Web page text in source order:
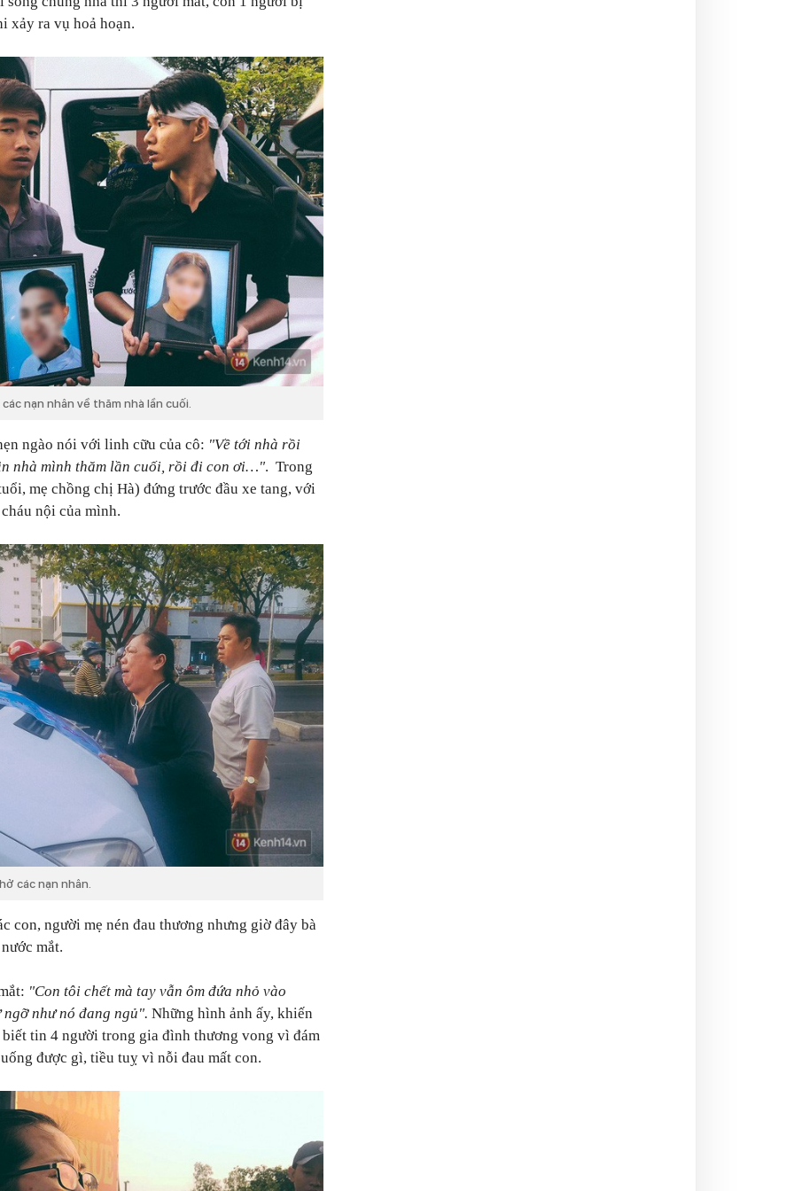
xảy ra vụ hoả hoạn.
nạn nhân về thăm nhà lần cuối.
ngào nói với linh cữu của cô: "Về tới nhà rồi
nhà mình thăm lần cuối, rồi đi con ơi…". Trong
mẹ chồng chị Hà) đứng trước đầu xe tang, với
nội của mình.
các nạn nhân.
con, người mẹ nén đau thương nhưng giờ đây bà
mắt.
"Con tôi chết mà tay vẫn ôm đứa nhỏ vào
như nó đang ngủ". Những hình ảnh ấy, khiến
tin 4 người trong gia đình thương vong vì đám
được gì, tiều tuỵ vì nỗi đau mất con.